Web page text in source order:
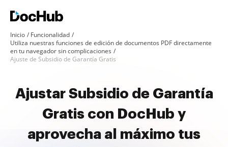
Inicio
Funcionalidad
Utiliza nuestras funciones de edición de documentos PDF directamente
en tu navegador sin complicaciones
Ajuste de Subsidio de Garantía Gratis
Ajustar Subsidio de Garantía
Gratis con DocHub y
aprovecha al máximo tus